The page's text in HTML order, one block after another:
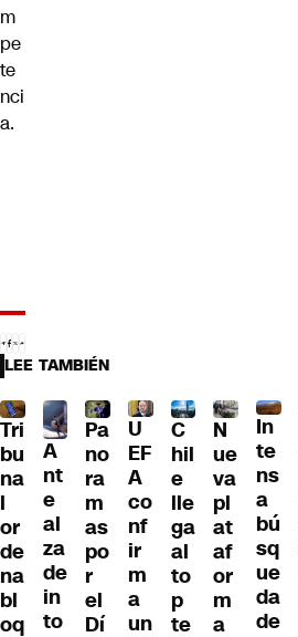
m
pe
te
nci
a.
LEE TAMBIÉN
Tri
bu
na
l
or
de
na
bl
oq
A
nt
e
al
za
de
in
to
Pa
no
ra
m
as
po
r
el
Dí
U
EF
A
co
nf
ir
m
a
un
C
hil
e
lle
ga
al
to
p
te
N
ue
va
pl
at
af
or
m
a
In
te
ns
a
bú
sq
ue
da
de